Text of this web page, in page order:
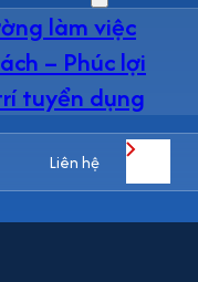
làm việc
– Phúc lợi
tuyển dụng
Liên hệ